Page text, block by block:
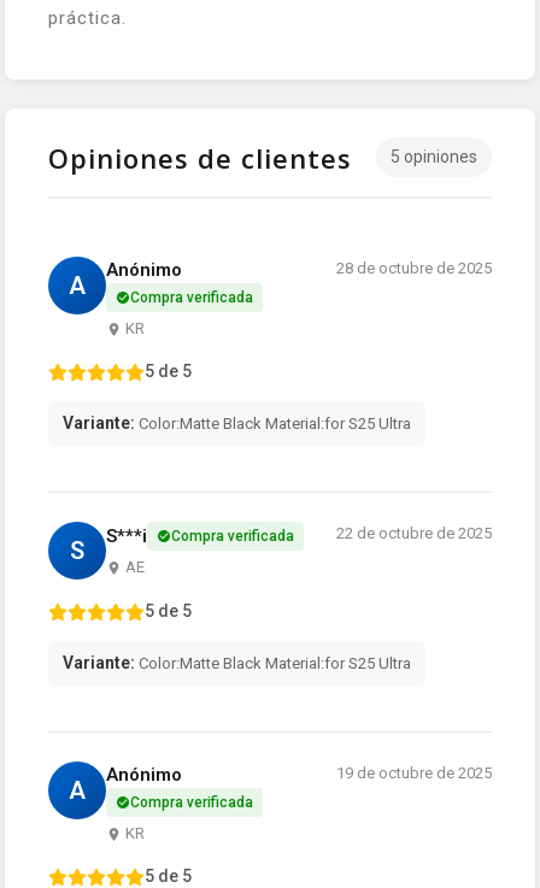
práctica.
Opiniones de clientes 5 opiniones
A
Anónimo
Compra verificada
KR
28 de octubre de 2025
5 de 5
Variante: Color:Matte Black Material:for S25 Ultra
S S***i Compra verificada
AE
22 de octubre de 2025
5 de 5
Variante: Color:Matte Black Material:for S25 Ultra
A
Anónimo
Compra verificada
KR
19 de octubre de 2025
5 de 5